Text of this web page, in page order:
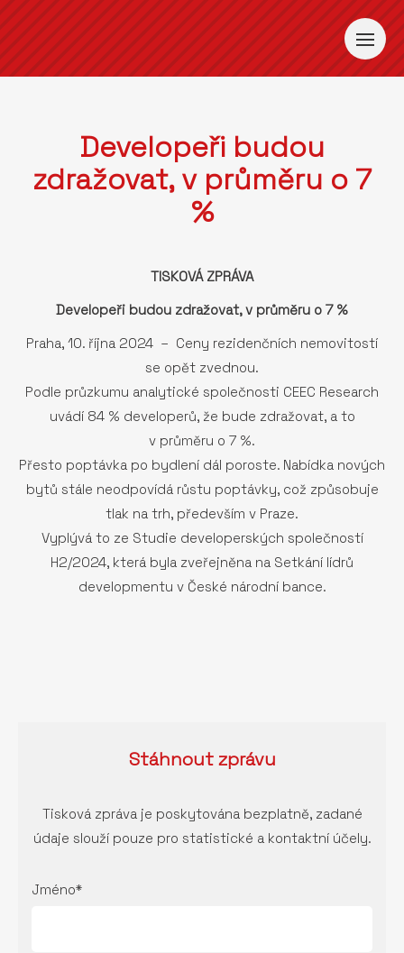
Developeři budou
zdražovat, v průměru o 7
%
TISKOVÁ ZPRÁVA
Developeři budou zdražovat, v průměru o 7 %
Praha, 10. října 2024 – Ceny rezidenčních nemovitostí
se opět zvednou.
Podle průzkumu analytické společnosti CEEC Research
uvádí 84 % developerů, že bude zdražovat, a to
v průměru o 7 %.
Přesto poptávka po bydlení dál poroste. Nabídka nových
bytů stále neodpovídá růstu poptávky, což způsobuje
tlak na trh, především v Praze.
Vyplývá to ze Studie developerských společností
H2/2024, která byla zveřejněna na Setkání lídrů
developmentu v České národní bance.
Stáhnoutzprávu
Tisková zpráva je poskytována bezplatně, zadané
údaje slouží pouze pro statistické a kontaktní účely.
Jméno*